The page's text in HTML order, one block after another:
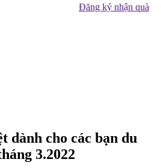
Đăng ký nhận quà
dành cho các bạn du
3.2022